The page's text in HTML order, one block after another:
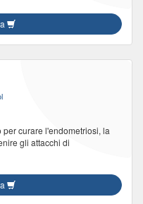
curare l'endometriosi, la
gli attacchi di